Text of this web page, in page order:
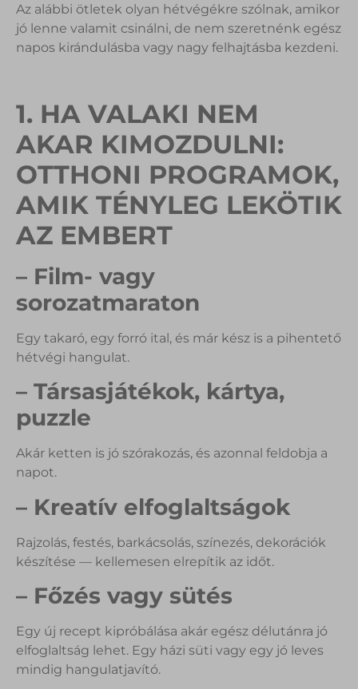
Az alábbi ötletek olyan hétvégékre szólnak, amikor
jó lenne valamit csinálni, de nem szeretnénk egész
napos kirándulásba vagy nagy felhajtásba kezdeni.
1. HA VALAKI NEM
AKAR KIMOZDULNI:
OTTHONI PROGRAMOK,
AMIK TÉNYLEG LEKÖTIK
AZ EMBERT
– Film- vagy
sorozatmaraton
Egy takaró, egy forró ital, és már kész is a pihentető
hétvégi hangulat.
– Társasjátékok, kártya,
puzzle
Akár ketten is jó szórakozás, és azonnal feldobja a
napot.
– Kreatív elfoglaltságok
Rajzolás, festés, barkácsolás, színezés, dekorációk
készítése — kellemesen elrepítik az időt.
– Főzés vagy sütés
Egy új recept kipróbálása akár egész délutánra jó
elfoglaltság lehet. Egy házi süti vagy egy jó leves
mindig hangulatjavító.